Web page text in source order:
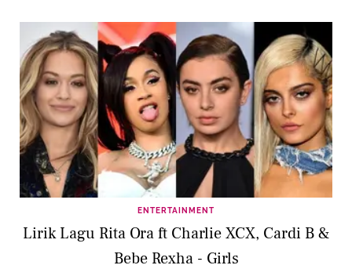
ENTERTAINMENT
Lirik Lagu Rita Ora ft Charlie XCX, Cardi B &
Bebe Rexha - Girls